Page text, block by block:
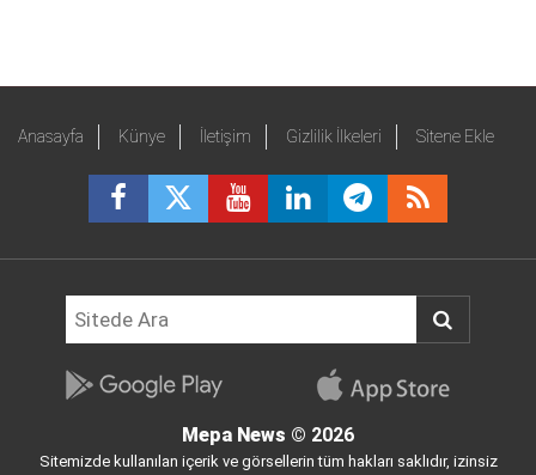
Anasayfa Künye İletişim Gizlilik İlkeleri Sitene Ekle
Mepa News © 2026
Sitemizde kullanılan içerik ve görsellerin tüm hakları saklıdır, izinsiz